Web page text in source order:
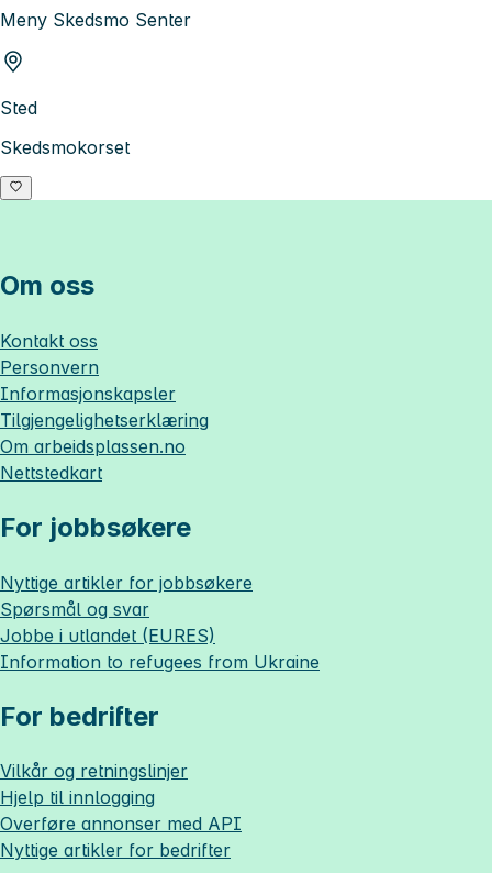
Meny Skedsmo Senter
Sted
Skedsmokorset
Om oss
Kontakt oss
Personvern
Informasjonskapsler
Tilgjengelighetserklæring
Om arbeidsplassen.no
Nettstedkart
For jobbsøkere
Nyttige artikler for jobbsøkere
Spørsmål og svar
Jobbe i utlandet (EURES)
Information to refugees from Ukraine
For bedrifter
Vilkår og retningslinjer
Hjelp til innlogging
Overføre annonser med API
Nyttige artikler for bedrifter